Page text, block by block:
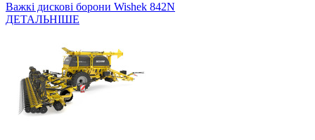
Важкі дискові борони Wishek 842N
ДЕТАЛЬНІШЕ